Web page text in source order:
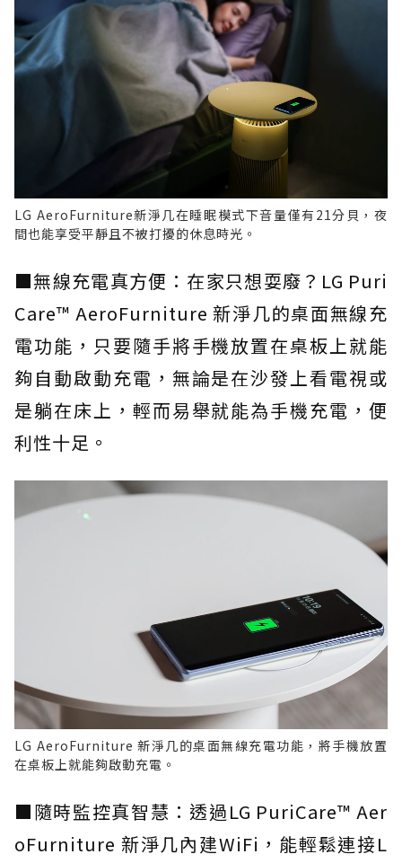
LG AeroFurniture新淨几在睡眠模式下音量僅有21分貝，夜
間也能享受平靜且不被打擾的休息時光。
■無線充電真方便：在家只想耍廢？LG Puri
Care™ AeroFurniture 新淨几的桌面無線充
電功能，只要隨手將手機放置在桌板上就能
夠自動啟動充電，無論是在沙發上看電視或
是躺在床上，輕而易舉就能為手機充電，便
利性十足。
LG AeroFurniture 新淨几的桌面無線充電功能，將手機放置
在桌板上就能夠啟動充電。
■隨時監控真智慧：透過LG PuriCare™ Aer
oFurniture 新淨几內建WiFi，能輕鬆連接L